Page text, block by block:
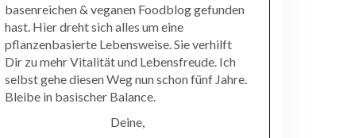
basenreichen & veganen Foodblog gefunden
hast. Hier dreht sich alles um eine
pflanzenbasierte Lebensweise. Sie verhilft
Dir zu mehr Vitalität und Lebensfreude. Ich
selbst gehe diesen Weg nun schon fünf Jahre.
Bleibe in basischer Balance.
Deine,